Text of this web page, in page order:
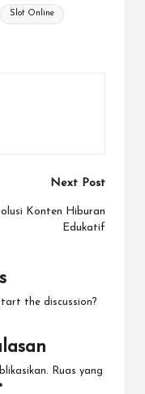
Slot Online
Next Post
Konten Hiburan
Edukatif
the discussion?
Ruas yang